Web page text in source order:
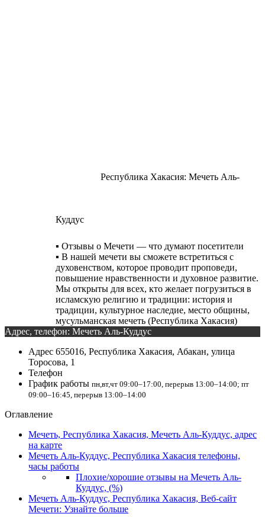
Республика Хакасия: Мечеть Аль-
Куддус
▪️ Отзывы о Мечети — что думают посетители
▪️ В нашей мечети вы сможете встретиться с
духовенством, которое проводит проповеди,
повышение нравственности и духовное развитие.
Мы открыты для всех, кто желает погрузиться в
исламскую религию и традиции: история и
традиции, культурное наследие, место общины,
мусульманская мечеть (Республика Хакасия)
Адрес, телефон: Мечеть Аль-Куддус
Адрес 655016, Республика Хакасия, Абакан, улица
Торосова, 1
Телефон
График работы пн,вт,чт 09:00–17:00, перерыв 13:00–14:00; пт
09:00–16:45, перерыв 13:00–14:00
Оглавление
Мечеть, Республика Хакасия, Мечеть Аль-Куддус, адрес
на карте
Мечеть Аль-Куддус, Республика Хакасия телефоны,
часы работы
Плохие/хорошие отзывы на Мечеть Аль-
Куддус, (%)
Мечеть Аль-Куддус, Республика Хакасия, Веб-сайт
Мечети: Узнайте больше